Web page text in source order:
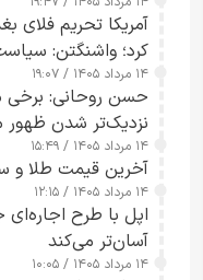
آمریکا تحریم فلای
کرد؛ واشنگتن:
۱۴ مرداد ۱۴۰۵ / ۱۹:۰۷
حسن روحانی:
نزدیک‌تر شدن ظهور
۱۴ مرداد ۱۴۰۵ / ۱۵:۴۹
آخرین قیمت طلا و سکه در 14
۱۴ مرداد ۱۴۰۵ / ۱۲:۱۵
اپل با طرح اجاره‌ای
آسان‌تر می‌کند
۱۴ مرداد ۱۴۰۵ / ۱۰:۰۵